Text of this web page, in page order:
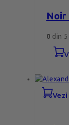
Noir
0 din 5